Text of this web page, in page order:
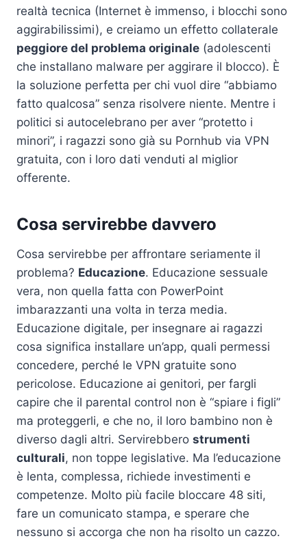
realtà tecnica (Internet è immenso, i blocchi sono
aggirabilissimi), e creiamo un effetto collaterale
peggiore del problema originale (adolescenti
che installano malware per aggirare il blocco). È
la soluzione perfetta per chi vuol dire “abbiamo
fatto qualcosa” senza risolvere niente. Mentre i
politici si autocelebrano per aver “protetto i
minori”, i ragazzi sono già su Pornhub via VPN
gratuita, con i loro dati venduti al miglior
offerente.
Cosa servirebbe davvero
Cosa servirebbe per affrontare seriamente il
problema? Educazione. Educazione sessuale
vera, non quella fatta con PowerPoint
imbarazzanti una volta in terza media.
Educazione digitale, per insegnare ai ragazzi
cosa significa installare un’app, quali permessi
concedere, perché le VPN gratuite sono
pericolose. Educazione ai genitori, per fargli
capire che il parental control non è “spiare i figli”
ma proteggerli, e che no, il loro bambino non è
diverso dagli altri. Servirebbero strumenti
culturali, non toppe legislative. Ma l’educazione
è lenta, complessa, richiede investimenti e
competenze. Molto più facile bloccare 48 siti,
fare un comunicato stampa, e sperare che
nessuno si accorga che non ha risolto un cazzo.